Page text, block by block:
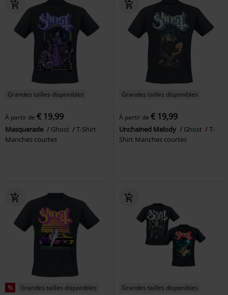
Grandes tailles disponibles
À partir de € 19,99
Masquerade Ghost
T-Shirt
Manches courtes
Grandes tailles disponibles
À partir de € 19,99
Unchained Melody Ghost
T-
Shirt Manches courtes
% Grandes tailles disponibles Grandes tailles disponibles